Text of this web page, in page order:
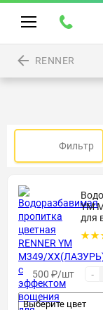
RENNER
Фильтр
YM
для
500 ₽/шт -
Выберите цвет